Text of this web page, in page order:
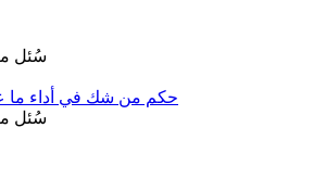
سُئل
2757 - حكم من شك في أداء
سُئل